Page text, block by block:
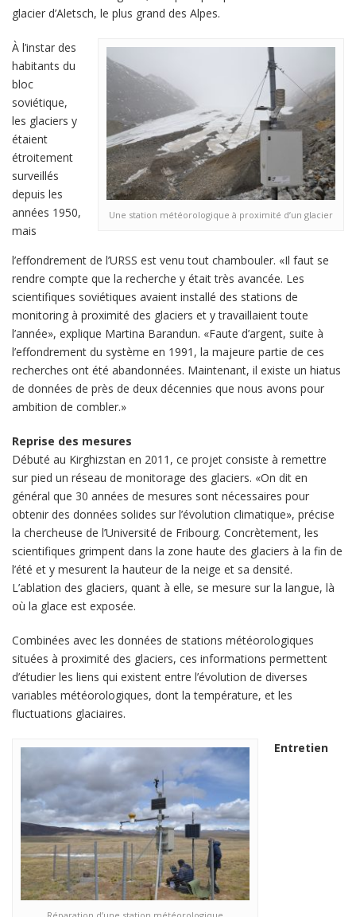
glacier d’Aletsch, le plus grand des Alpes.
Une station météorologique à proximité d’un glacier
À l’instar des
habitants du
bloc
soviétique,
les glaciers y
étaient
étroitement
surveillés
depuis les
années 1950,
mais
l’effondrement de l’URSS est venu tout chambouler. «Il faut se
rendre compte que la recherche y était très avancée. Les
scientifiques soviétiques avaient installé des stations de
monitoring à proximité des glaciers et y travaillaient toute
l’année», explique Martina Barandun. «Faute d’argent, suite à
l’effondrement du système en 1991, la majeure partie de ces
recherches ont été abandonnées. Maintenant, il existe un hiatus
de données de près de deux décennies que nous avons pour
ambition de combler.»
Reprise des mesures
Débuté au Kirghizstan en 2011, ce projet consiste à remettre
sur pied un réseau de monitorage des glaciers. «On dit en
général que 30 années de mesures sont nécessaires pour
obtenir des données solides sur l’évolution climatique», précise
la chercheuse de l’Université de Fribourg. Concrètement, les
scientifiques grimpent dans la zone haute des glaciers à la fin de
l’été et y mesurent la hauteur de la neige et sa densité.
L’ablation des glaciers, quant à elle, se mesure sur la langue, là
où la glace est exposée.
Combinées avec les données de stations météorologiques
situées à proximité des glaciers, ces informations permettent
d’étudier les liens qui existent entre l’évolution de diverses
variables météorologiques, dont la température, et les
fluctuations glaciaires.
Entretien